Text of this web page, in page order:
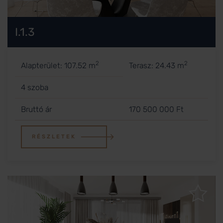
I.1.3
Alapterület: 107.52 m2 Terasz: 24.43 m2
4 szoba
Bruttó ár 170 500 000 Ft
RÉSZLETEK